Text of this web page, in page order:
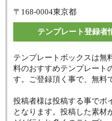
〒168-0004東京都
テンプレート登録者
テンプレートボックスは無
料のおすすめテンプレート
す。ご登録頂く事で、無料
投稿者様は投稿する事でポ
となります。投稿した素材